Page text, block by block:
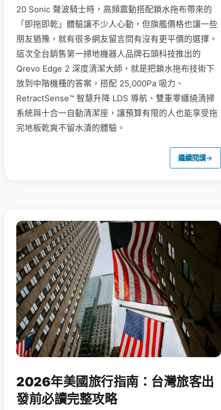
20 Sonic 聲波騎士時，高頻震動搭配鎖水拖布帶來的
「即拖即乾」體驗讓不少人心動，但旗艦價格也讓一些
朋友猶豫，就有很多網友留言問有沒有更平價的選擇。
這次全台銷售第一掃地機器人品牌石頭科技推出的
Qrevo Edge 2 深度清潔大師，就是把鎖水拖布技術下
放到中階機種的答案，搭配 25,000Pa 吸力、
RetractSense™ 智慧升降 LDS 導航、雙重零纏繞清掃
系統與十合一自動清潔座，讓預算有限的人也能享受拖
完地板乾爽不留水漬的體驗。
繼續閱讀→
2026年美國旅行指南：台灣旅客出
發前必讀完整攻略